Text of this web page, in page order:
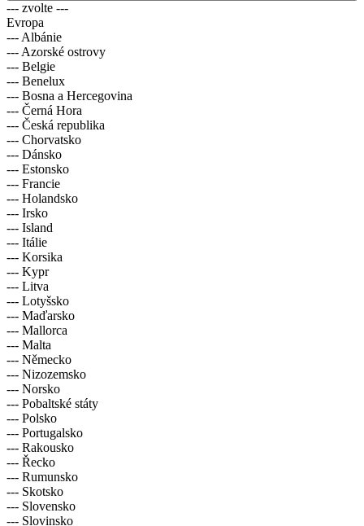
--- zvolte ---
Evropa
--- Albánie
--- Azorské ostrovy
--- Belgie
--- Benelux
--- Bosna a Hercegovina
--- Černá Hora
--- Česká republika
--- Chorvatsko
--- Dánsko
--- Estonsko
--- Francie
--- Holandsko
--- Irsko
--- Island
--- Itálie
--- Korsika
--- Kypr
--- Litva
--- Lotyšsko
--- Maďarsko
--- Mallorca
--- Malta
--- Německo
--- Nizozemsko
--- Norsko
--- Pobaltské státy
--- Polsko
--- Portugalsko
--- Rakousko
--- Řecko
--- Rumunsko
--- Skotsko
--- Slovensko
--- Slovinsko